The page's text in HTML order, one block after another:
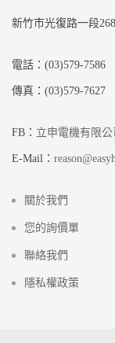
新竹市光復路一段
電話：(03)579-7586
傳真：(03)579-7627
FB： 立申電機有限公
E-Mail：
關於我們
您的詢價單
聯絡我們
隱私權政策